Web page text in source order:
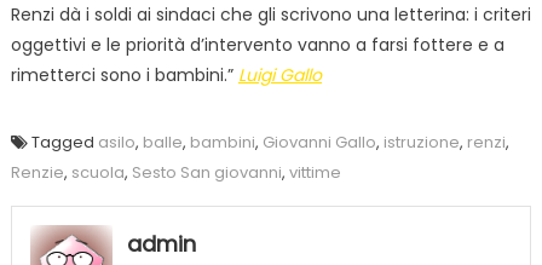
Renzi dà i soldi ai sindaci che gli scrivono una letterina: i criteri
oggettivi e le priorità d’intervento vanno a farsi fottere e a
rimetterci sono i bambini.” Luigi Gallo
Tagged asilo, balle, bambini, Giovanni Gallo, istruzione, renzi,
Renzie, scuola, Sesto San giovanni, vittime
admin